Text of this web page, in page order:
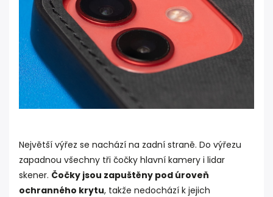
Největší výřez se nachází na zadní straně. Do výřezu
zapadnou všechny tři čočky hlavní kamery i lidar
skener. Čočky jsou zapuštěny pod úroveň
ochranného krytu, takže nedochází k jejich